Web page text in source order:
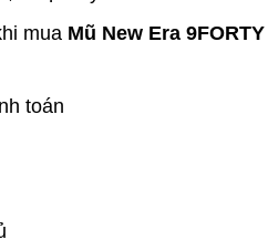
mua Mũ New Era 9FORTY
toán